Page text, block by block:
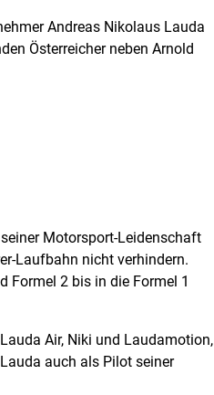
Andreas Nikolaus Lauda
Österreicher neben Arnold
Motorsport-Leidenschaft
Laufbahn nicht verhindern.
Formel 2 bis in die Formel 1
Air, Niki und Laudamotion,
auch als Pilot seiner